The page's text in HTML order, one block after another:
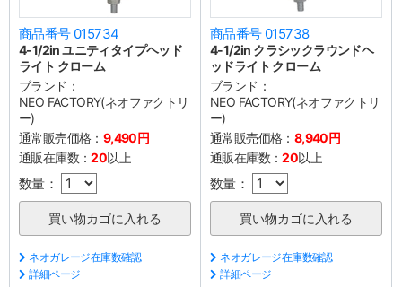
商品番号 015734
4-1/2in ユニティタイプヘッド
ライト クローム
ブランド：
NEO FACTORY(ネオファクトリ
ー)
通常販売価格： 9,490円
通販在庫数：20以上
数量：
ネオガレージ在庫数確認
詳細ページ
商品番号 015738
4-1/2in クラシックラウンドヘ
ッドライト クローム
ブランド：
NEO FACTORY(ネオファクトリ
ー)
通常販売価格： 8,940円
通販在庫数：20以上
数量：
ネオガレージ在庫数確認
詳細ページ